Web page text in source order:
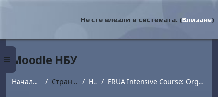
Страничен панел
Не сте влезли в системата. (Влизане)
Moodle НБУ
Начална страница Страници от сайта Новини ERUA Intensive Course: Organizing Self, Others, and Environment